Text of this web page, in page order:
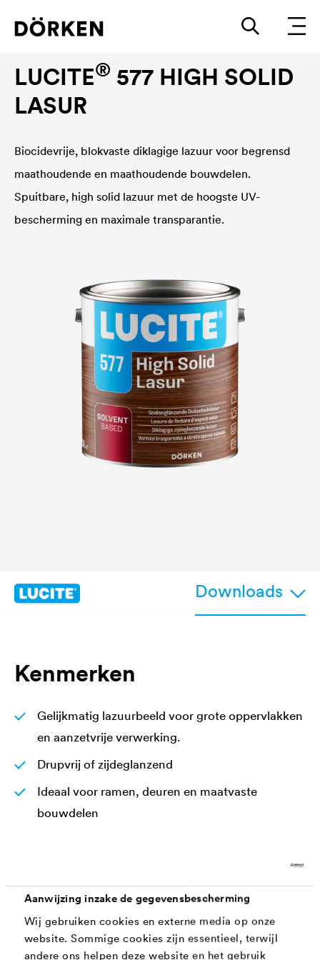
Aanwijzing inzake de gegevensbescherming
Wij gebruiken cookies en externe media op onze
website. Sommige cookies zijn essentieel, terwijl
andere ons helpen deze website en het gebruik
LUCITE® 577 HIGH SOLID
LASUR
Biocidevrije, blokvaste diklagige lazuur voor begrensd
maathoudende en maathoudende bouwdelen.
Spuitbare, high solid lazuur met de hoogste UV-
bescherming en maximale transparantie.
Downloads
Kenmerken
Gelijkmatig lazuurbeeld voor grote oppervlakken
en aanzetvrije verwerking.
Drupvrij of zijdeglanzend
Ideaal voor ramen, deuren en maatvaste
bouwdelen
Biocidevrij
Blokvast